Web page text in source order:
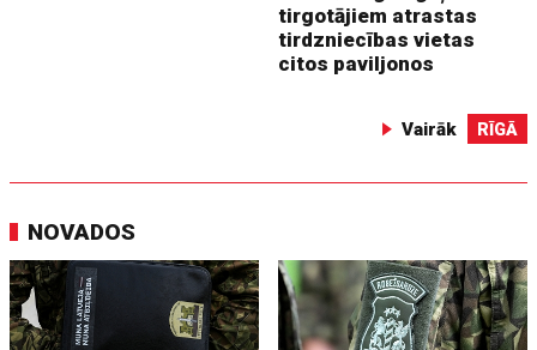
tirgotājiem atrastas
tirdzniecības vietas
citos paviljonos
Vairāk RĪGĀ
NOVADOS